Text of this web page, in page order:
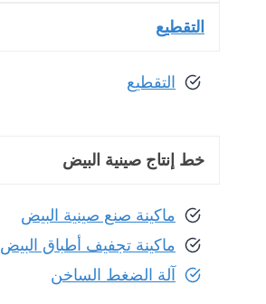
التقطيع
التقطيع
خط إنتاج صينية البيض
ماكينة صنع صينية البيض
ماكينة تجفيف أطباق البيض
آلة الضغط الساخن